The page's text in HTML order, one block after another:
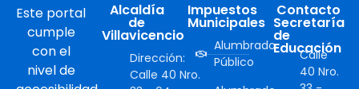
Este portal
cumple
con el
nivel de
Alcaldía
de
Villavicencio
Dirección:
Calle 40 Nro.
Impuestos
Municipales
Alumbrado
Público
Contacto
Secretaría
de
Educación
Calle
40 Nro.